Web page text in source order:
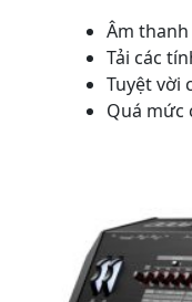
Âm
Tải các
Tuyệt vời
Quá mức